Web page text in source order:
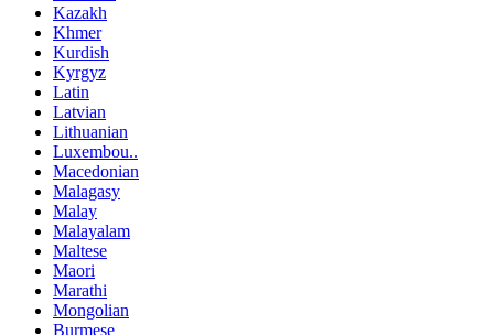
Kazakh
Khmer
Kurdish
Kyrgyz
Latin
Latvian
Lithuanian
Luxembou..
Macedonian
Malagasy
Malay
Malayalam
Maltese
Maori
Marathi
Mongolian
Burmese